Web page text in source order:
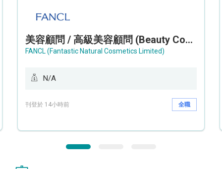
美容顧問 / 高級美容顧問 (Beauty Consultant / Senior Beauty Consultant)
FANCL (Fantastic Natural Cosmetics Limited)
N/A
刊登於 14小時前 全職